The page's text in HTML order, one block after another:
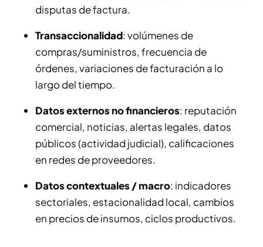
disputas de factura.
Transaccionalidad: volúmenes de
compras/suministros, frecuencia de
órdenes, variaciones de facturación a lo
largo del tiempo.
Datos externos no financieros: reputación
comercial, noticias, alertas legales, datos
públicos (actividad judicial), calificaciones
en redes de proveedores.
Datos contextuales / macro: indicadores
sectoriales, estacionalidad local, cambios
en precios de insumos, ciclos productivos.